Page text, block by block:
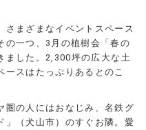
さまざまなイベントスペース
の一つ、3月の植樹会「春の
ました。2,300坪の広大な土
スはたっぷりあるとのこ
圏の人にはおなじみ、名鉄グ
」（犬山市）のすぐお隣。愛